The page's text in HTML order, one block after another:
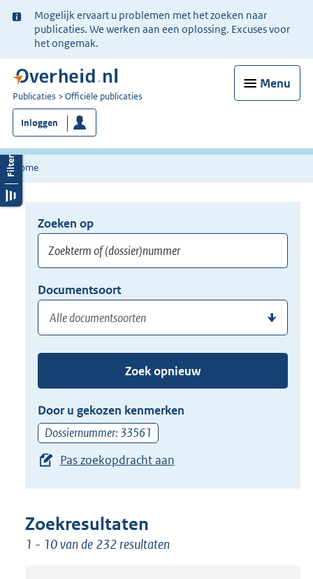
Ter
informatie:
Mogelijk ervaart u problemen met het zoeken naar
publicaties. We werken aan een oplossing. Excuses voor
het ongemak.
Menu
U
bent
nu
hier:
Publicaties Officiële publicaties
Inloggen
Home
Opnieuw
zoeken:
Zoeken op
of
(dossier)nummer
hier
uw
zoekterm
of
(dossier)nummer
in
Documentsoort
of
de
pijl
beneden
toets
Zoek opnieuw
Door u gekozen kenmerken
Dossiernummer: 33561
Pas zoekopdracht aan
Zoekresultaten
1 - 10 van de 232 resultaten